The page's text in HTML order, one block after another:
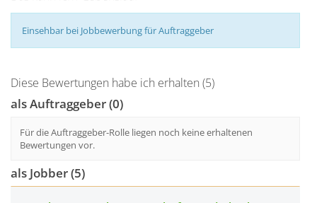
Einsehbar bei Jobbewerbung für Auftraggeber
Diese Bewertungen habe ich erhalten (5)
als Auftraggeber (0)
Für die Auftraggeber-Rolle liegen noch keine erhaltenen
Bewertungen vor.
als Jobber (5)